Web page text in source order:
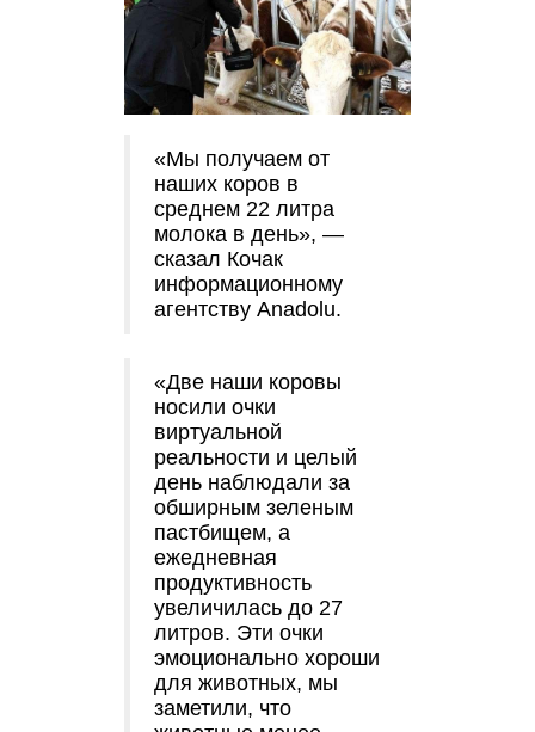
«Мы получаем от
наших коров в
среднем 22 литра
молока в день», —
сказал Кочак
информационному
агентству Anadolu.
«Две наши коровы
носили очки
виртуальной
реальности и целый
день наблюдали за
обширным зеленым
пастбищем, а
ежедневная
продуктивность
увеличилась до 27
литров. Эти очки
эмоционально хороши
для животных, мы
заметили, что